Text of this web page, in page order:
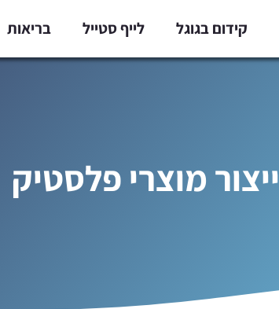
קידום בגוגל לייף סטייל בריאות
ייצור מוצרי פלסטיק